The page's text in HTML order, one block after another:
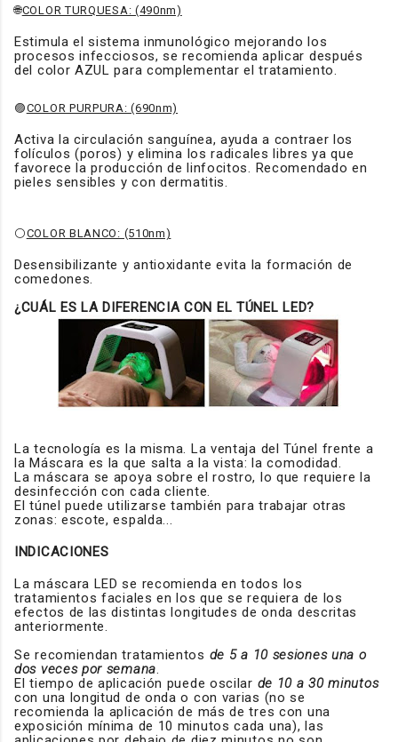
🌐COLOR TURQUESA: (490nm)
Estimula el sistema inmunológico mejorando los
procesos infecciosos, se recomienda aplicar después
del color AZUL para complementar el tratamiento.
🟣COLOR PURPURA: (690nm)
Activa la circulación sanguínea, ayuda a contraer los
folículos (poros) y elimina los radicales libres ya que
favorece la producción de linfocitos. Recomendado en
pieles sensibles y con dermatitis.
⚪COLOR BLANCO: (510nm)
Desensibilizante y antioxidante evita la formación de
comedones.
¿CUÁL ES LA DIFERENCIA CON EL TÚNEL LED?
La tecnología es la misma. La ventaja del Túnel frente a
la Máscara es la que salta a la vista: la comodidad.
La máscara se apoya sobre el rostro, lo que requiere la
desinfección con cada cliente.
El túnel puede utilizarse también para trabajar otras
zonas: escote, espalda...
INDICACIONES
La máscara LED se recomienda en todos los
tratamientos faciales en los que se requiera de los
efectos de las distintas longitudes de onda descritas
anteriormente.
Se recomiendan tratamientos de 5 a 10 sesiones una o
dos veces por semana.
El tiempo de aplicación puede oscilar de 10 a 30 minutos
con una longitud de onda o con varias (no se
recomienda la aplicación de más de tres con una
exposición mínima de 10 minutos cada una), las